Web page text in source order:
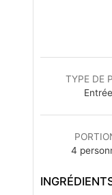
TYPE DE
Entrée
4